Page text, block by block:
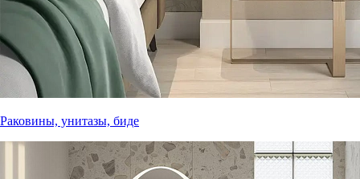
Раковины, унитазы, биде